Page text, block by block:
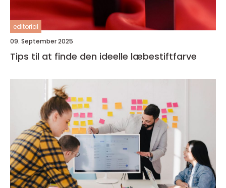
editorial
09. September 2025
Tips til at finde den ideelle læbestiftfarve